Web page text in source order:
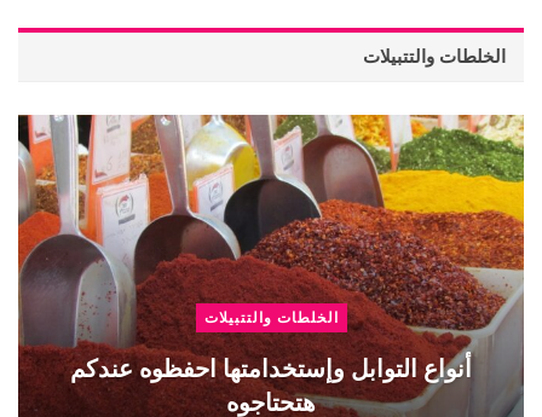
الخلطات والتتبيلات
الخلطات والتتبيلات
أنواع التوابل وإستخدامتها احفظوه عندكم
هتحتاجوه